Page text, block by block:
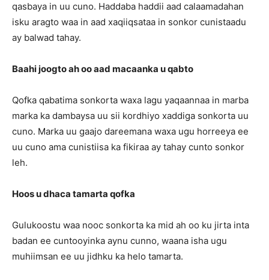
qasbaya in uu cuno. Haddaba haddii aad calaamadahan
isku aragto waa in aad xaqiiqsataa in sonkor cunistaadu
ay balwad tahay.
Baahi joogto ah oo aad macaanka u qabto
Qofka qabatima sonkorta waxa lagu yaqaannaa in marba
marka ka dambaysa uu sii kordhiyo xaddiga sonkorta uu
cuno. Marka uu gaajo dareemana waxa ugu horreeya ee
uu cuno ama cunistiisa ka fikiraa ay tahay cunto sonkor
leh.
Hoos u dhaca tamarta qofka
Gulukoostu waa nooc sonkorta ka mid ah oo ku jirta inta
badan ee cuntooyinka aynu cunno, waana isha ugu
muhiimsan ee uu jidhku ka helo tamarta.